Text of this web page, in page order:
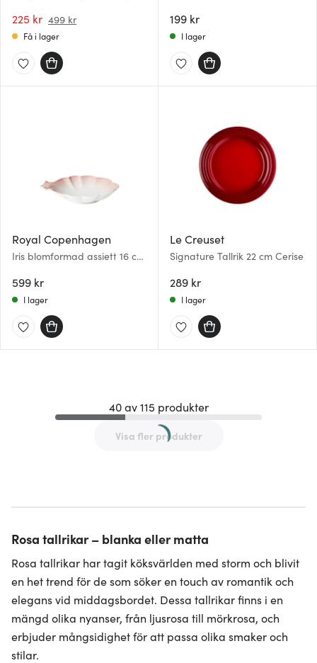
225 kr 499 kr
Få i lager
199 kr
I lager
Royal Copenhagen
Iris blomformad assiett 16 cm
599 kr
I lager
Le Creuset
Signature Tallrik 22 cm Cerise
289 kr
I lager
40 av 115 produkter
Visa fler produkter
Rosa tallrikar – blanka eller matta
Rosa tallrikar har tagit köksvärlden med storm och blivit
en het trend för de som söker en touch av romantik och
elegans vid middagsbordet. Dessa tallrikar finns i en
mängd olika nyanser, från ljusrosa till mörkrosa, och
erbjuder mångsidighet för att passa olika smaker och
stilar.